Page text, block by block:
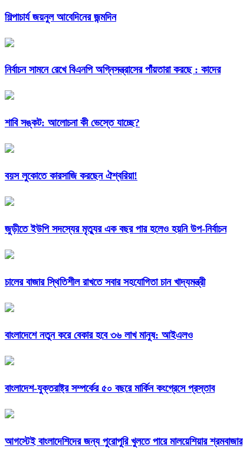
শিল্পাচার্য জয়নুল আবেদিনের জন্মদিন
নির্বাচন সামনে রেখে বিএনপি অগ্নিসন্ত্রাসের পাঁয়তারা করছে : কাদের
শাবি সঙ্কট: আলোচনা কী ভেস্তে যাচ্ছে?
বয়স লুকোতে কারসাজি করছেন ঐশ্বরিয়া!
জুড়ীতে ইউপি সদস্যের মৃত্যুর এক বছর পার হলেও হয়নি উপ-নির্বাচন
চালের বাজার স্থিতিশীল রাখতে সবার সহযোগিতা চান খাদ্যমন্ত্রী
বাংলাদেশে নতুন করে বেকার হবে ৩৬ লাখ মানুষ: আইএলও
বাংলাদেশ-যুক্তরাষ্ট্র সম্পর্কের ৫০ বছরে মার্কিন কংগ্রেসে প্রস্তাব
আগস্টেই বাংলাদেশিদের জন্য পুরোপুরি খুলতে পারে মালয়েশিয়ার শ্রমবাজার